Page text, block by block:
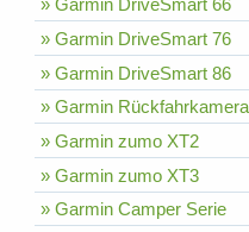
» Garmin DriveSmart 66
» Garmin DriveSmart 76
» Garmin DriveSmart 86
» Garmin
» Garmin zumo XT2
» Garmin zumo XT3
» Garmin Camper Serie